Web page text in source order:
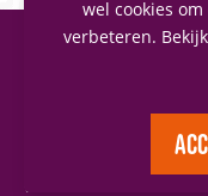
(0412) 66 70 70
wel cookies
verbeteren.